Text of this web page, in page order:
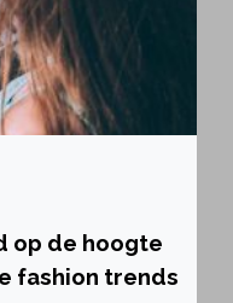
op de hoogte
fashion trends